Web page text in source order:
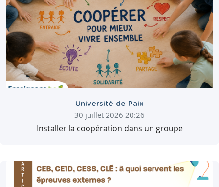
Université de Paix
30 juillet 2026 20:26
Installer la coopération dans un groupe